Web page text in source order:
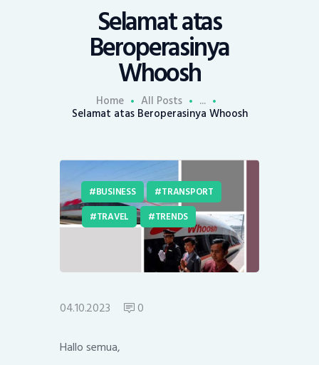
Selamat atas
Beroperasinya
Whoosh
Home All Posts ...
Selamat atas Beroperasinya Whoosh
BUSINESS
TRANSPORT
TRAVEL
TRENDS
04.10.2023 0
Hallo semua,